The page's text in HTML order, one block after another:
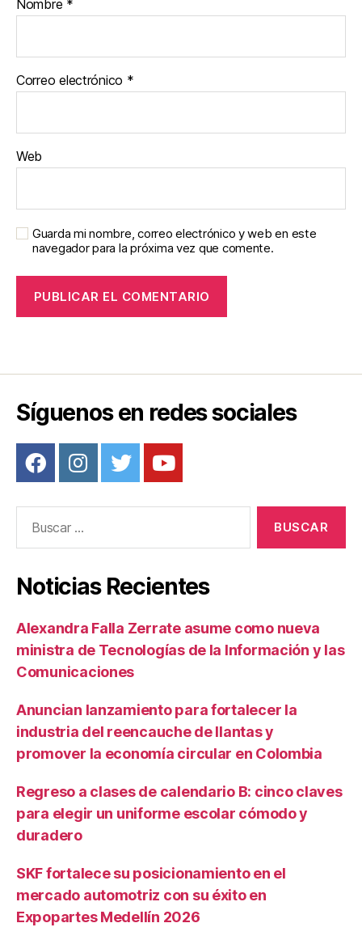
Nombre *
Correo electrónico *
Web
Guarda mi nombre, correo electrónico y web en este
navegador para la próxima vez que comente.
Síguenos en redes sociales
Noticias Recientes
Alexandra Falla Zerrate asume como nueva
ministra de Tecnologías de la Información y las
Comunicaciones
Anuncian lanzamiento para fortalecer la
industria del reencauche de llantas y
promover la economía circular en Colombia
Regreso a clases de calendario B: cinco claves
para elegir un uniforme escolar cómodo y
duradero
SKF fortalece su posicionamiento en el
mercado automotriz con su éxito en
Expopartes Medellín 2026